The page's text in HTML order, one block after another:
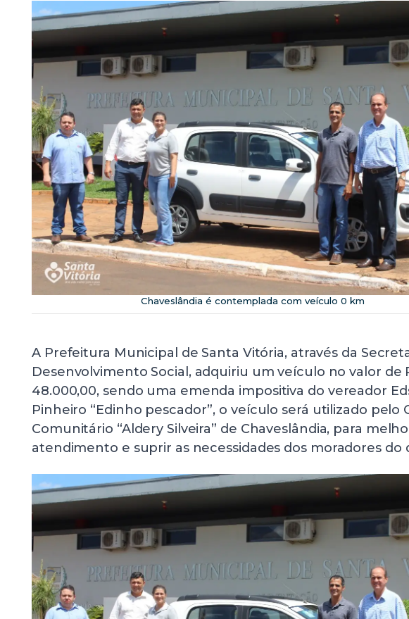
Chaveslândia é contemplada com veículo 0 km
A Prefeitura Municipal de Santa Vitória, através da
Desenvolvimento Social, adquiriu um veículo no valor de
48.000,00, sendo uma emenda impositiva do vereador
Pinheiro “Edinho pescador”, o veículo será utilizado pelo
Comunitário “Aldery Silveira” de Chaveslândia, para
atendimento e suprir as necessidades dos moradores do